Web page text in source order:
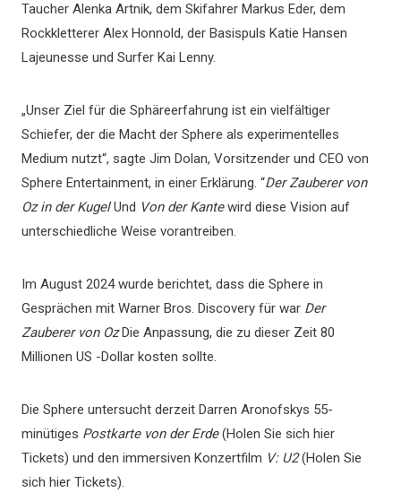
Taucher Alenka Artnik, dem Skifahrer Markus Eder, dem
Rockkletterer Alex Honnold, der Basispuls Katie Hansen
Lajeunesse und Surfer Kai Lenny.
„Unser Ziel für die Sphäreerfahrung ist ein vielfältiger
Schiefer, der die Macht der Sphere als experimentelles
Medium nutzt“, sagte Jim Dolan, Vorsitzender und CEO von
Sphere Entertainment, in einer Erklärung. “Der Zauberer von
Oz in der KugelUnd Von der Kantewird diese Vision auf
unterschiedliche Weise vorantreiben.
Im August 2024 wurde berichtet, dass die Sphere in
Gesprächen mit Warner Bros. Discovery für war Der
Zauberer von OzDie Anpassung, die zu dieser Zeit 80
Millionen US -Dollar kosten sollte.
Die Sphere untersucht derzeit Darren Aronofskys 55-
minütiges Postkarte von der Erde(Holen Sie sich hier
Tickets) und den immersiven Konzertfilm V: U2(Holen Sie
sich hier Tickets).